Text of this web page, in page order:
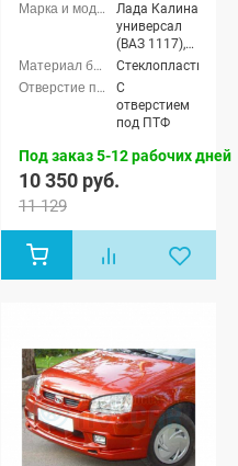
Лада Калина
универсал
(ВАЗ 1117),
Лада Калина
седан (ВАЗ
1118), Лада
Калина
хэтчбек (ВАЗ
1119)
Стеклопластик
С
отверстием
под ПТФ
Под заказ 5-12 рабочих дней
10 350 руб.
11 129